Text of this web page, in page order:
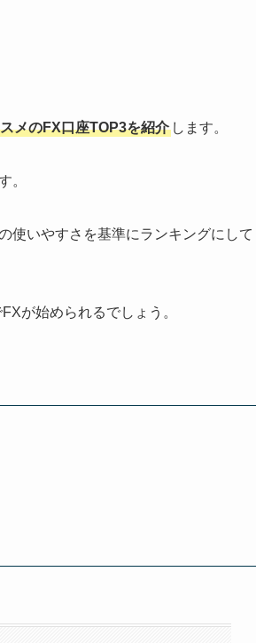
メのFX口座TOP3を紹介 します。
。
使いやすさを基準にランキングにして
が始められるでしょう。